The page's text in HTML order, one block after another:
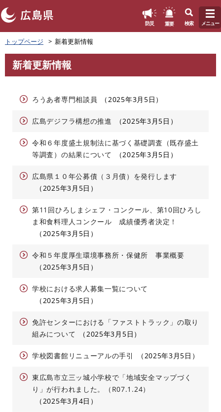
ペ
ー
ジ
先
防災 重要 検索 メニュー
トップページ 新着更新情報
文
新着更新情報
ろうあ者専門相談員 2025年3月5日
広島デジフラ構想の推進 2025年3月5日
令和６年度盛土規制法に基づく基礎調査（既存盛土
等調査）の結果について
2025年3月5日
広島県１０年公募債（３月債）を発行します
2025年3月5日
第11回ひろしまシェフ・コンクール、第10回ひろし
ま和食料理人コンクール 成績優秀者決定！
2025年3月5日
令和５年度厚生環境事務所・保健所 事業概要
2025年3月5日
学校における求人募集一覧について
2025年3月5日
免許センターにおける「ファストトラック」の取り
組みについて
2025年3月5日
学校図書館リニューアルの手引 2025年3月5日
東広島市立三ッ城小学校で「地域安全マップづく
り」が行われました。（R07.1.24）
2025年3月4日